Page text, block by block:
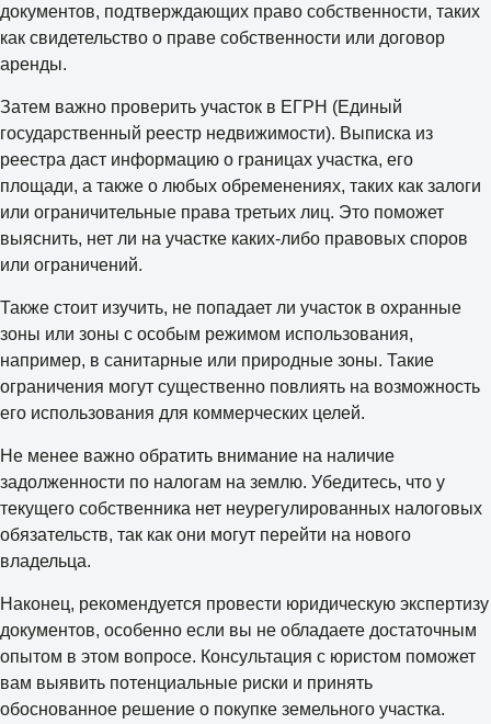
документов, подтверждающих право собственности, таких
как свидетельство о праве собственности или договор
аренды.
Затем важно проверить участок в ЕГРН (Единый
государственный реестр недвижимости). Выписка из
реестра даст информацию о границах участка, его
площади, а также о любых обременениях, таких как залоги
или ограничительные права третьих лиц. Это поможет
выяснить, нет ли на участке каких-либо правовых споров
или ограничений.
Также стоит изучить, не попадает ли участок в охранные
зоны или зоны с особым режимом использования,
например, в санитарные или природные зоны. Такие
ограничения могут существенно повлиять на возможность
его использования для коммерческих целей.
Не менее важно обратить внимание на наличие
задолженности по налогам на землю. Убедитесь, что у
текущего собственника нет неурегулированных налоговых
обязательств, так как они могут перейти на нового
владельца.
Наконец, рекомендуется провести юридическую экспертизу
документов, особенно если вы не обладаете достаточным
опытом в этом вопросе. Консультация с юристом поможет
вам выявить потенциальные риски и принять
обоснованное решение о покупке земельного участка.